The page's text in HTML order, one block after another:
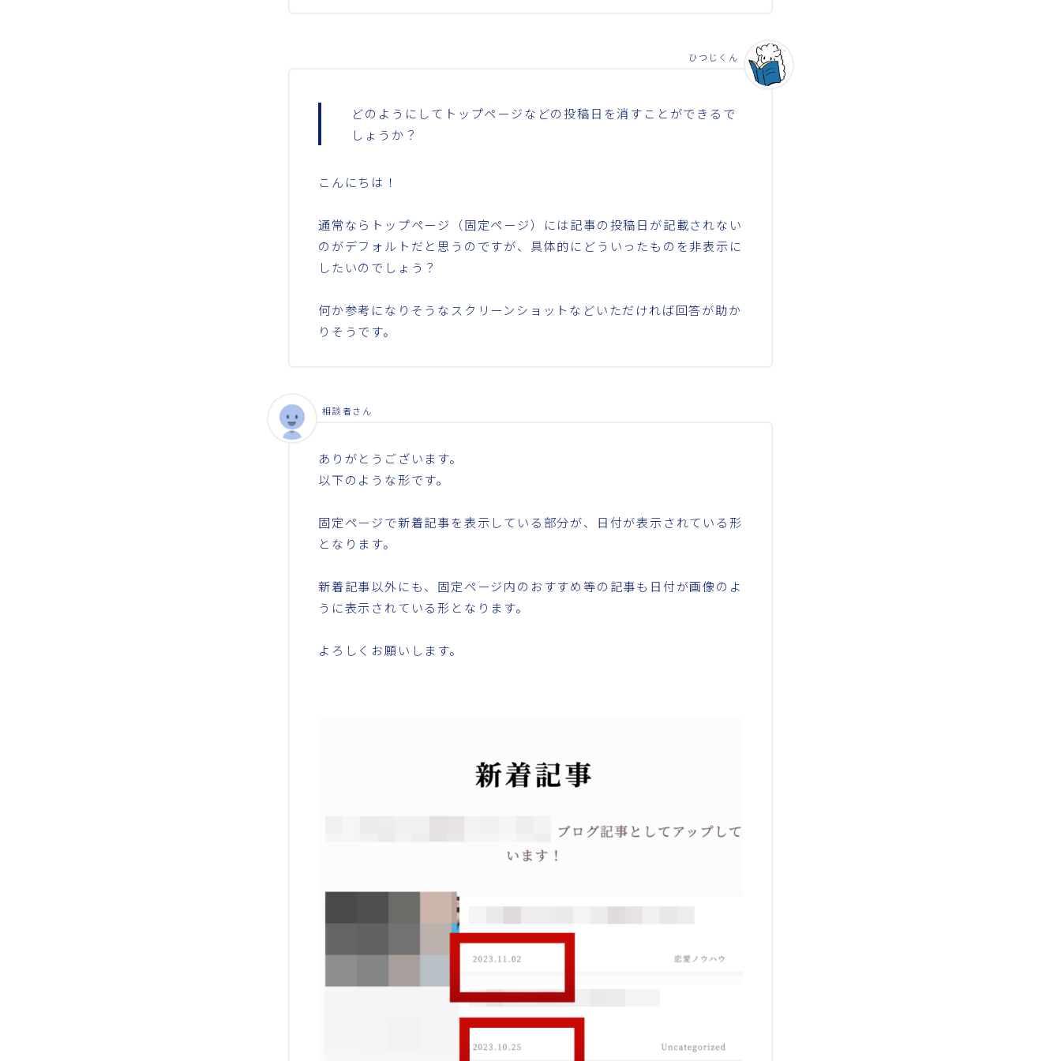
どのようにしてトップページなどの投稿日を消すことができるで
しょうか？
こんにちは！
通常ならトップページ（固定ページ）には記事の投稿日が記載されない
のがデフォルトだと思うのですが、具体的にどういったものを非表示に
したいのでしょう？
何か参考になりそうなスクリーンショットなどいただければ回答が助か
りそうです。
ひつじくん
ありがとうございます。
以下のような形です。
固定ページで新着記事を表示している部分が、日付が表示されている形
となります。
新着記事以外にも、固定ページ内のおすすめ等の記事も日付が画像のよ
うに表示されている形となります。
よろしくお願いします。
相談者さん